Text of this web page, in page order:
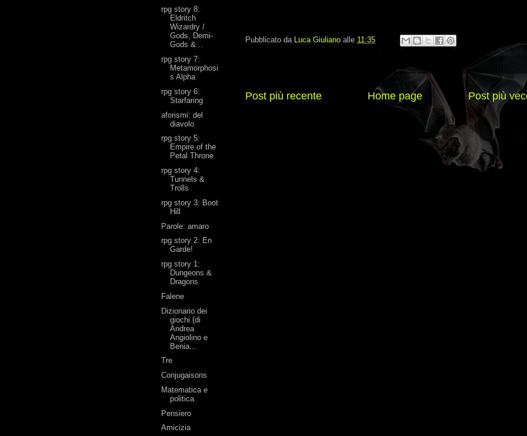
Pubblicato da Luca Giuliano alle 11:35
Post più recente Post più
Home page
rpg story 8:
Eldritch
Wizardry /
Gods, Demi-
Gods &...
rpg story 7:
Metamorphosi
s Alpha
rpg story 6:
Starfaring
aforismi: del
diavolo
rpg story 5:
Empire of the
Petal Throne
rpg story 4:
Tunnels &
Trolls
rpg story 3: Boot
Hill
Parole: amaro
rpg story 2: En
Garde!
rpg story 1:
Dungeons &
Dragons
Falene
Dizionario dei
giochi (di
Andrea
Angiolino e
Benia...
Tre
Conjugaisons
Matematica e
politica
Pensiero
Amicizia